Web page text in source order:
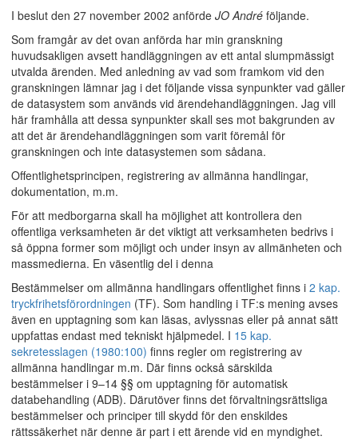
I beslut den 27 november 2002 anförde JO André följande.
Som framgår av det ovan anförda har min granskning
huvudsakligen avsett handläggningen av ett antal slumpmässigt
utvalda ärenden. Med anledning av vad som framkom vid den
granskningen lämnar jag i det följande vissa synpunkter vad gäller
de datasystem som används vid ärendehandläggningen. Jag vill
här framhålla att dessa synpunkter skall ses mot bakgrunden av
att det är ärendehandläggningen som varit föremål för
granskningen och inte datasystemen som sådana.
Offentlighetsprincipen, registrering av allmänna handlingar,
dokumentation, m.m.
För att medborgarna skall ha möjlighet att kontrollera den
offentliga verksamheten är det viktigt att verksamheten bedrivs i
så öppna former som möjligt och under insyn av allmänheten och
massmedierna. En väsentlig del i denna
Bestämmelser om allmänna handlingars offentlighet finns i 2 kap.
tryckfrihetsförordningen (TF). Som handling i TF:s mening avses
även en upptagning som kan läsas, avlyssnas eller på annat sätt
uppfattas endast med tekniskt hjälpmedel. I 15 kap.
sekretesslagen (1980:100) finns regler om registrering av
allmänna handlingar m.m. Där finns också särskilda
bestämmelser i 9–14 §§ om upptagning för automatisk
databehandling (ADB). Därutöver finns det förvaltningsrättsliga
bestämmelser och principer till skydd för den enskildes
rättssäkerhet när denne är part i ett ärende vid en myndighet.